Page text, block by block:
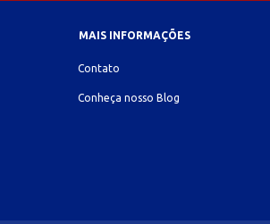
MAIS INFORMAÇÕES
Contato
Conheça nosso Blog